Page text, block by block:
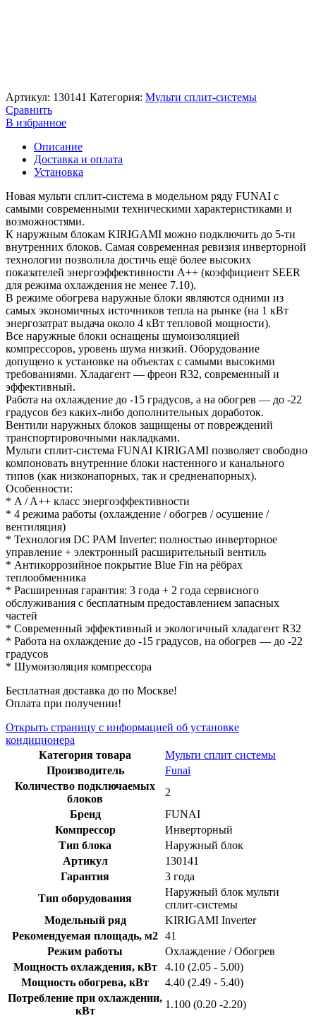
Артикул: 130141 Категория: Мульти сплит-системы
Сравнить
В избранное
Описание
Доставка и оплата
Установка
Новая мульти сплит-система в модельном ряду FUNAI с
самыми современными техническими характеристиками и
возможностями.
К наружным блокам KIRIGAMI можно подключить до 5-ти
внутренних блоков. Самая современная ревизия инверторной
технологии позволила достичь ещё более высоких
показателей энергоэффективности А++ (коэффициент SEER
для режима охлаждения не менее 7.10).
В режиме обогрева наружные блоки являются одними из
самых экономичных источников тепла на рынке (на 1 кВт
энергозатрат выдача около 4 кВт тепловой мощности).
Все наружные блоки оснащены шумоизоляцией
компрессоров, уровень шума низкий. Оборудование
допущено к установке на объектах с самыми высокими
требованиями. Хладагент — фреон R32, современный и
эффективный.
Работа на охлаждение до -15 градусов, а на обогрев — до -22
градусов без каких-либо дополнительных доработок.
Вентили наружных блоков защищены от повреждений
транспортировочными накладками.
Мульти сплит-система FUNAI KIRIGAMI позволяет свободно
компоновать внутренние блоки настенного и канального
типов (как низконапорных, так и средненапорных).
Особенности:
* A / A++ класс энергоэффективности
* 4 режима работы (охлаждение / обогрев / осушение /
вентиляция)
* Технология DC PAM Inverter: полностью инверторное
управление + электронный расширительный вентиль
* Антикоррозийное покрытие Blue Fin на рёбрах
теплообменника
* Расширенная гарантия: 3 года + 2 года сервисного
обслуживания с бесплатным предоставлением запасных
частей
* Современный эффективный и экологичный хладагент R32
* Работа на охлаждение до -15 градусов, на обогрев — до -22
градусов
* Шумоизоляция компрессора
Бесплатная доставка до по Москве!
Оплата при получении!
Открыть страницу с информацией об установке
кондиционера
Категория товара
Мульти сплит системы
Производитель
Funai
Количество подключаемых
блоков
2
Бренд
FUNAI
Компрессор
Инверторный
Тип блока
Наружный блок
Артикул
130141
Гарантия
3 года
Тип оборудования
Наружный блок мульти
сплит-системы
Модельный ряд
KIRIGAMI Inverter
Рекомендуемая площадь, м2 41
Режим работы
Охлаждение / Обогрев
Мощность охлаждения, кВт
4.10 (2.05 - 5.00)
Мощность обогрева, кВт
4.40 (2.49 - 5.40)
Потребление при охлаждении,
кВт
1.100 (0.20 -2.20)